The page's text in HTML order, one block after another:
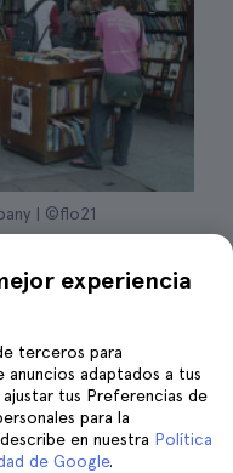
| ©flo21
de la catedral,
la experiencia
la entrada a la
de este
históricos y
pasan
experiencia
terceros para
adaptados a tus
tus Preferencias de
para la
en nuestra Política
de Google.